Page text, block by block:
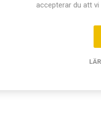
accepterar du att vi